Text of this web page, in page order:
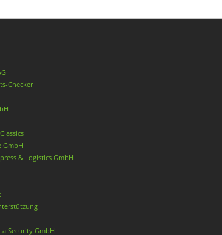
Checker
GmbH
& Logistics GmbH
Security GmbH